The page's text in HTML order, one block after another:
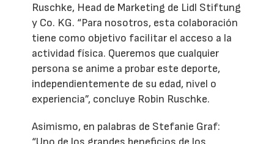
Ruschke, Head de Marketing de Lidl Stiftung
y Co. KG. “Para nosotros, esta colaboración
tiene como objetivo facilitar el acceso a la
actividad física. Queremos que cualquier
persona se anime a probar este deporte,
independientemente de su edad, nivel o
experiencia”, concluye Robin Ruschke.
Asimismo, en palabras de Stefanie Graf: